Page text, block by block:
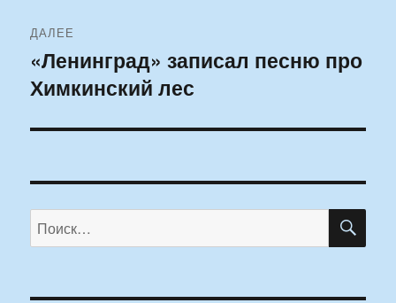
ДАЛЕЕ
Следующая
запись:
«Ленинград» записал песню про
Химкинский лес
Искать: